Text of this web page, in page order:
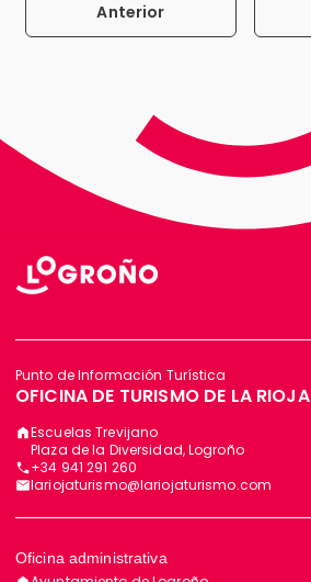
Anterior
Punto de Información Turística
OFICINA DE TURISMO DE LA RIOJA
Escuelas Trevijano
Plaza de la Diversidad, Logroño
+34 941 291 260
lariojaturismo@lariojaturismo.com
Oficina administrativa